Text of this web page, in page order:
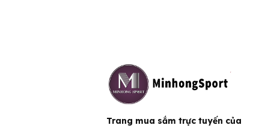
Trang mua sắm trực tuyến của